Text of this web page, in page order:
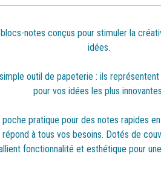
notes conçus pour stimuler la
idées.
outil de papeterie : ils
pour vos idées les plus
pratique pour des notes rapides
à tous vos besoins. Dotés de
fonctionnalité et esthétique pour